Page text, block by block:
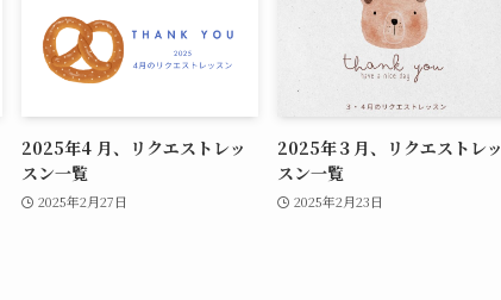
2025年4 月、リクエストレッ
スン一覧
2025年2月27日
2025年３月、リクエストレッ
スン一覧
2025年2月23日